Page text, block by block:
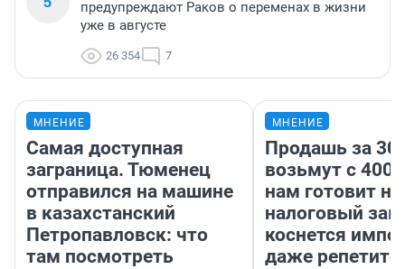
предупреждают Раков о переменах в жизни
уже в августе
26 354 7
МНЕНИЕ
Самая доступная
заграница. Тюменец
отправился на машине
в казахстанский
Петропавловск: что
там посмотреть
МНЕНИЕ
Продашь за
возьмут с
нам готовит
налоговый
коснется
даже